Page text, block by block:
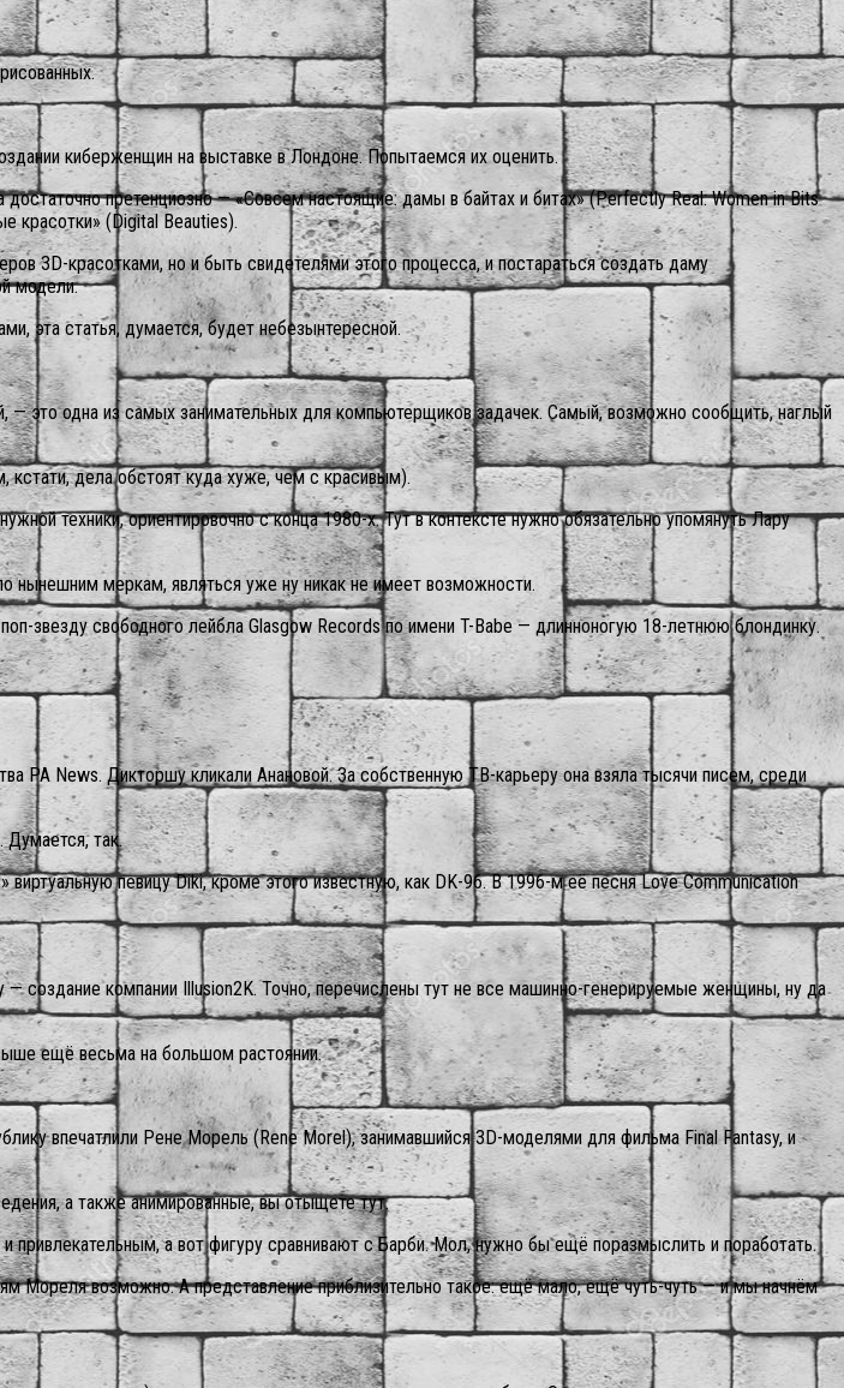
киберженщин на выставке в Лондоне. Попытаемся их оценить.
претенциозно — «Совсем настоящие: дамы в байтах и битах» (Perfectly Real: Women in Bits
красотки» (Digital Beauties).
3D-красотками, но и быть свидетелями этого процесса, и постараться создать даму
модели.
эта статья, думается, будет небезынтересной.
это одна из самых занимательных для компьютерщиков задачек. Самый, возможно сообщить, наглый
дела обстоят куда хуже, чем с красивым).
техники, ориентировочно с конца 1980-х. Тут в контексте нужно обязательно упомянуть Лару
нынешним меркам, являться уже ну никак не имеет возможности.
звезду свободного лейбла Glasgow Records по имени T-Babe — длинноногую 18-летнюю блондинку.
PA News. Дикторшу кликали Анановой. За собственную ТВ-карьеру она взяла тысячи писем, среди
Думается, так.
певицу Diki, кроме этого известную, как DK-96. В 1996-м её песня Love Communication
создание компании Illusion2K. Точно, перечислены тут не все машинно-генерируемые женщины, ну да
ещё весьма на большом растоянии.
впечатлили Рене Морель (Rene Morel), занимавшийся 3D-моделями для фильма Final Fantasy, и
а также анимированные, вы отыщете тут.
а вот фигуру сравнивают с Барби. Мол, нужно бы ещё поразмыслить и поработать.
Мореля возможно. А представление приблизительно такое: ещё мало, ещё чуть-чуть — и мы начнём